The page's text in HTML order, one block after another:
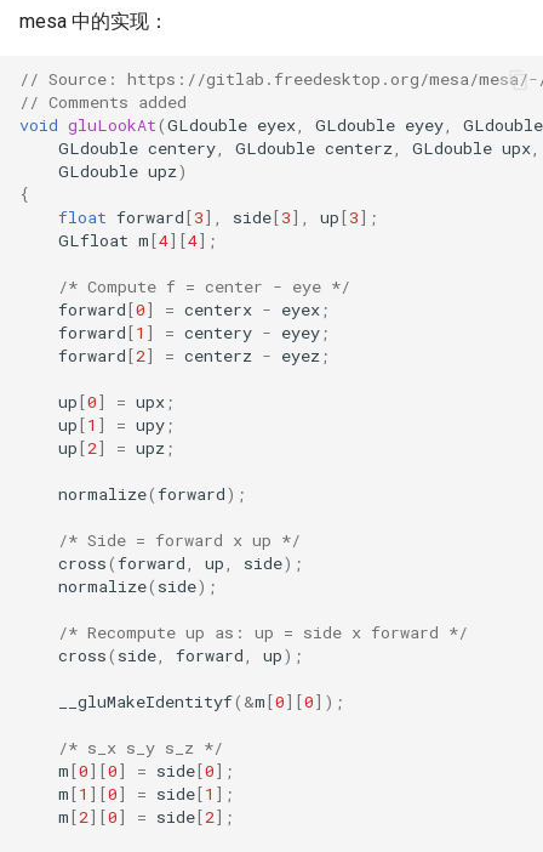
mesa 中的实现：
// Source: https://gitlab.freedesktop.org/mesa/mesa/-/
// Comments added
void gluLookAt(GLdouble eyex, GLdouble eyey,
GLdouble
GLdouble centery, GLdouble centerz, GLdouble upx,
GLdouble upz)
{
float forward [3], side [3], up [3];
GLfloat m [4][4];
/* Compute f = center - eye */
forward [0] = centerx - eyex;
forward [1 ] = centery - eyey;
forward [2] = centerz - eyez;
up [0] = upx;
up [1 ] = upy;
up [2] = upz;
normalize(forward);
/* Side = forward x up */
cross(forward, up, side);
normalize( side);
/* Recompute up as: up = side x forward */
cross( side, forward, up);
__gluMakeIdentityf( &m [0][0]);
/* s_x s_y s_z */
m [0][0] = side [0];
m [1 ][0] = side [1 ];
m [2][0] = side [2];